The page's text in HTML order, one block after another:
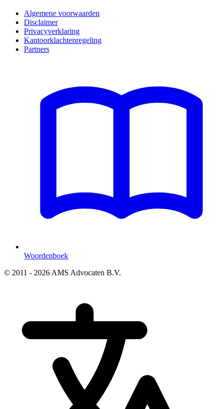
Algemene voorwaarden
Disclaimer
Privacyverklaring
Kantoorklachtenregeling
Partners
Woordenboek
© 2011 - 2026 AMS Advocaten B.V.